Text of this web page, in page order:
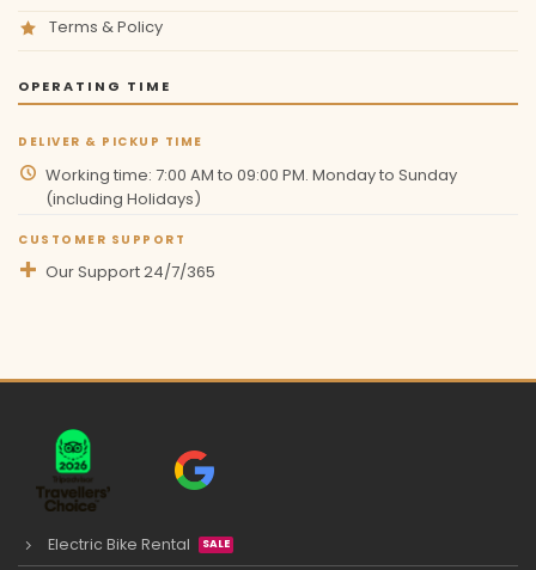
Terms & Policy
OPERATING TIME
DELIVER & PICKUP TIME
Working time: 7:00 AM to 09:00 PM. Monday to Sunday
(including Holidays)
CUSTOMER SUPPORT
Our Support 24/7/365
Electric Bike Rental